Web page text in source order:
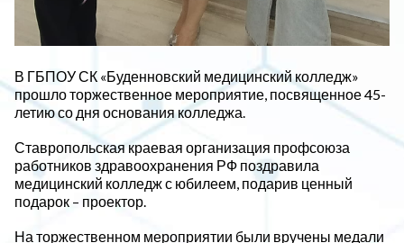
В ГБПОУ СК «Буденновский медицинский колледж»
прошло торжественное мероприятие, посвященное 45-
летию со дня основания колледжа.
Ставропольская краевая организация профсоюза
работников здравоохранения РФ поздравила
медицинский колледж с юбилеем, подарив ценный
подарок – проектор.
На торжественном мероприятии были вручены медали